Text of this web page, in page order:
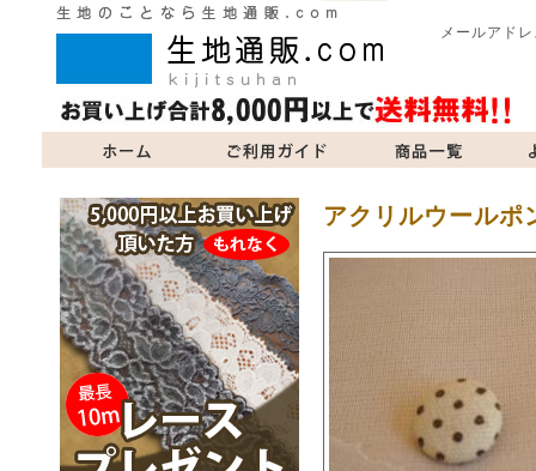
メールアド
よくあるご質問 当サイトについて お問い合
アクリルウール